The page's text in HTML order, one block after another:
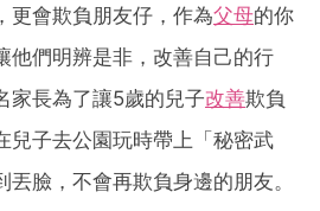
更會欺負朋友仔，作為父母的你
他們明辨是非，改善自己的行
家長為了讓5歲的兒子改善欺負
兒子去公園玩時帶上「秘密武
丟臉，不會再欺負身邊的朋友。